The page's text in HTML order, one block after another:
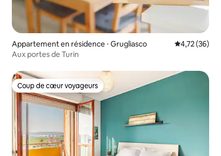
Appartement en résidence ⋅ Grugliasco Évaluation
4,72 (36)
Aux portes de Turin
Coup de cœur voyageurs
Coup de cœur voyageurs